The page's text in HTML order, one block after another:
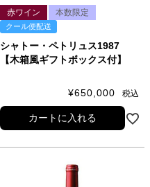
シャトー・ペトリュス1987
【木箱風ギフトボックス付】
赤ワイン 本数限定
クール便配送
¥650,000 税込
カートに入れる